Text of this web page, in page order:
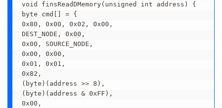
void finsReadDMemory(unsigned int address) {
byte cmd[] = {
0x80, 0x00, 0x02, 0x00,
DEST_NODE, 0x00,
0x00, SOURCE_NODE,
0x00, 0x00,
0x01, 0x01,
0x82,
(byte)(address >> 8),
(byte)(address & 0xFF),
0x00,